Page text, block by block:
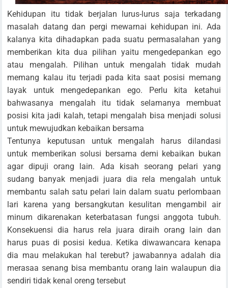
Kehidupan itu tidak berjalan lurus-lurus saja terkadang
masalah datang dan pergi mewarnai kehidupan ini. Ada
kalanya kita dihadapkan pada suatu permasalahan yang
memberikan kita dua pilihan yaitu mengedepankan ego
atau mengalah. Pilihan untuk mengalah tidak mudah
memang kalau itu terjadi pada kita saat posisi memang
layak untuk mengedepankan ego. Perlu kita ketahui
bahwasanya mengalah itu tidak selamanya membuat
posisi kita jadi kalah, tetapi mengalah bisa menjadi solusi
untuk mewujudkan kebaikan bersama
Tentunya keputusan untuk mengalah harus dilandasi
untuk memberikan solusi bersama demi kebaikan bukan
agar dipuji orang lain. Ada kisah seorang pelari yang
sudang banyak menjadi juara dia rela mengalah untuk
membantu salah satu pelari lain dalam suatu perlombaan
lari karena yang bersangkutan kesulitan mengambil air
minum dikarenakan keterbatasan fungsi anggota tubuh.
Konsekuensi dia harus rela juara diraih orang lain dan
harus puas di posisi kedua. Ketika diwawancara kenapa
dia mau melakukan hal terebut? jawabannya adalah dia
merasaa senang bisa membantu orang lain walaupun dia
sendiri tidak kenal oreng tersebut